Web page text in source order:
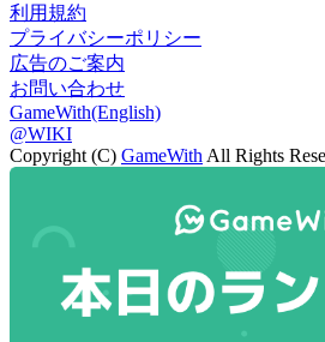
利用規約
プライバシーポリシー
広告のご案内
お問い合わせ
GameWith(English)
@WIKI
Copyright (C) GameWith All Rights